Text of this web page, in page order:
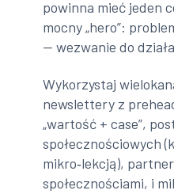
powinna mieć jeden
mocny „hero”:
— wezwanie do
Wykorzystaj
newslettery z
„wartość + case”,
społecznościowych
mikro‑lekcją),
społecznościami, i